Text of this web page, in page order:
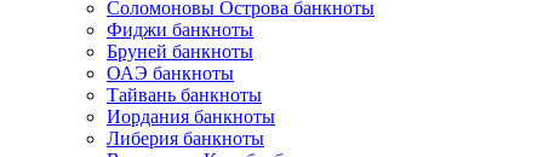
Соломоновы Острова банкноты
Фиджи банкноты
Бруней банкноты
ОАЭ банкноты
Тайвань банкноты
Иордания банкноты
Либерия банкноты